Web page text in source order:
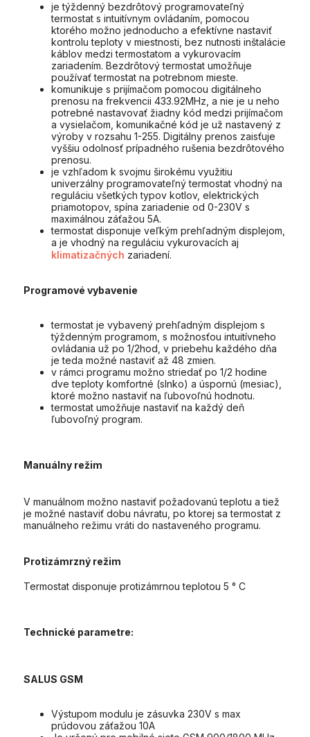
je týždenný bezdrôtový programovateľný
termostat s intuitívnym ovládaním, pomocou
ktorého možno jednoducho a efektívne nastaviť
kontrolu teploty v miestnosti, bez nutnosti inštalácie
káblov medzi termostatom a vykurovacím
zariadením. Bezdrôtový termostat umožňuje
používať termostat na potrebnom mieste.
komunikuje s prijímačom pomocou digitálneho
prenosu na frekvencii 433.92MHz, a nie je u neho
potrebné nastavovať žiadny kód medzi prijímačom
a vysielačom, komunikačné kód je už nastavený z
výroby v rozsahu 1-255. Digitálny prenos zaisťuje
vyššiu odolnosť prípadného rušenia bezdrôtového
prenosu.
je vzhľadom k svojmu širokému využitiu
univerzálny programovateľný termostat vhodný na
reguláciu všetkých typov kotlov, elektrických
priamotopov, spína zariadenie od 0-230V s
maximálnou záťažou 5A.
termostat disponuje veľkým prehľadným displejom,
a je vhodný na reguláciu vykurovacích aj
klimatizačných zariadení.
Programové vybavenie
termostat je vybavený prehľadným displejom s
týždenným programom, s možnosťou intuitívneho
ovládania už po 1/2hod, v priebehu každého dňa
je teda možné nastaviť až 48 zmien.
v rámci programu možno striedať po 1/2 hodine
dve teploty komfortné (slnko) a úspornú (mesiac),
ktoré možno nastaviť na ľubovoľnú hodnotu.
termostat umožňuje nastaviť na každý deň
ľubovoľný program.
Manuálny režim
V manuálnom možno nastaviť požadovanú teplotu a tiež
je možné nastaviť dobu návratu, po ktorej sa termostat z
manuálneho režimu vráti do nastaveného programu.
Protizámrzný režim
Termostat disponuje protizámrnou teplotou 5 ° C
Technické parametre:
SALUS GSM
Výstupom modulu je zásuvka 230V s max
prúdovou záťažou 10A